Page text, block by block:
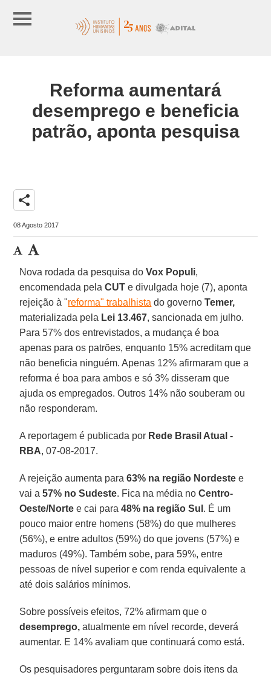
Reforma aumentará
desemprego e beneficia
patrão, aponta pesquisa
share
08 Agosto 2017
Nova rodada da pesquisa doVox Populi,
encomendada pelaCUT e divulgada hoje (7), aponta
rejeição à "reforma" trabalhista do governoTemer,
materializada pela Lei 13.467, sancionada em julho.
Para 57% dos entrevistados, a mudança é boa
apenas para os patrões, enquanto 15% acreditam que
não beneficia ninguém. Apenas 12% afirmaram que a
reforma é boa para ambos e só 3% disseram que
ajuda os empregados. Outros 14% não souberam ou
não responderam.
A reportagem é publicada por Rede Brasil Atual -
RBA, 07-08-2017.
A rejeição aumenta para63% na região Nordeste e
vai a57% no Sudeste. Fica na média noCentro-
Oeste/Norte e cai para48% na região Sul . É um
pouco maior entre homens (58%) do que mulheres
(56%), e entre adultos (59%) do que jovens (57%) e
maduros (49%). Também sobe, para 59%, entre
pessoas de nível superior e com renda equivalente a
até dois salários mínimos.
Sobre possíveis efeitos, 72% afirmam que o
desemprego, atualmente em nível recorde, deverá
aumentar. E 14% avaliam que continuará como está.
Os pesquisadores perguntaram sobre dois itens da